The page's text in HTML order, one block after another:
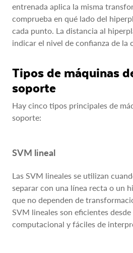
entrenada aplica la misma
comprueba en qué lado del
cada punto. La distancia al
indicar el nivel de confianza de la
Tipos de máquinas
soporte
Hay cinco tipos principales de
soporte:
SVM lineal
Las SVM lineales se utilizan
separar con una línea recta o un
que no dependen de
SVM lineales son eficientes
computacional y fáciles de